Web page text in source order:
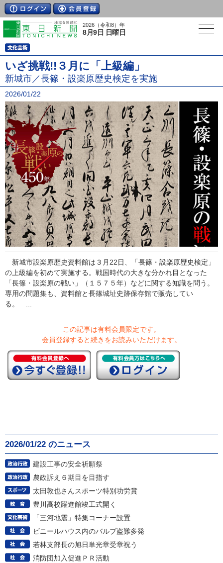
2026（令和8）年
8月9日 日曜日
いざ挑戦!!３月に「上級編」
新城市／長篠・設楽原歴史検定を実施
2026/01/22
新城市設楽原歴史資料館は３月22日、「長篠・設楽原歴史検定」
の上級編を初めて実施する。戦国時代の大きな分かれ目となった
「長篠・設楽原の戦い」（１５７５年）などに関する知識を問う。
専用の問題集も、資料館と長篠城址史跡保存館で販売してい
る。 ...
この記事は有料会員限定です。
会員登録すると続きをお読みいただけます。
2026/01/22 のニュース
建設工事の安全祈願祭
農政訴え６期目を目指す
太田敦也さんスポーツ特別功労賞
豊川高校躍進館竣工式開く
「三河地震」特集コーナー設置
ビニールハウス内のバルブ盗難多発
若林支部長の旭日単光章受章祝う
消防団加入促進ＰＲ活動